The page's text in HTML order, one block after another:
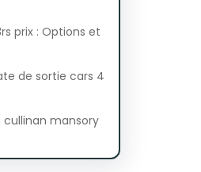
prix : Options et
de sortie cars 4
mansory